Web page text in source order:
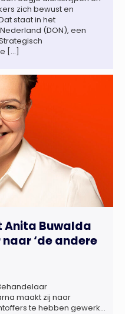
zich bewust en
staat in het
(DON), een
[…]
Buwalda
‘de andere
maakt zij naar
te hebben gewerkt